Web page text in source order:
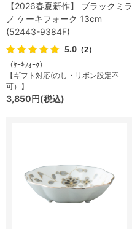
【2026春夏新作】 ブラックミラ
ノ ケーキフォーク 13cm
(52443-9384F)
5.0 （2）
（ｹｰｷﾌｫｰｸ）
【ギフト対応(のし・リボン設定不
可）】
3,850円(税込)